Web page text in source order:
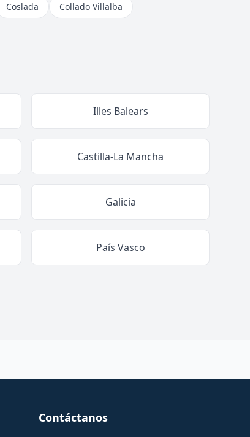
Coslada
Collado Villalba
Illes Balears
Castilla-La Mancha
Galicia
País Vasco
Contáctanos